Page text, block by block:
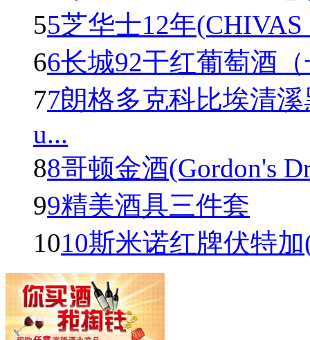
55芝华士12年
66长城92干红葡萄酒
77朗格多克科比埃清
u...
88哥顿金酒(Gordon's
99精美酒具三件套
1010斯米诺红牌伏特